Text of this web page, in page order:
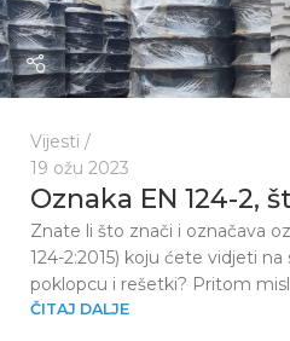
Vijesti
19 ožu 2023
Oznaka EN 124-2,
Znate li što znači i označava
124-2:2015) koju ćete vidjeti
poklopcu i rešetki? Pritom
ČITAJ DALJE